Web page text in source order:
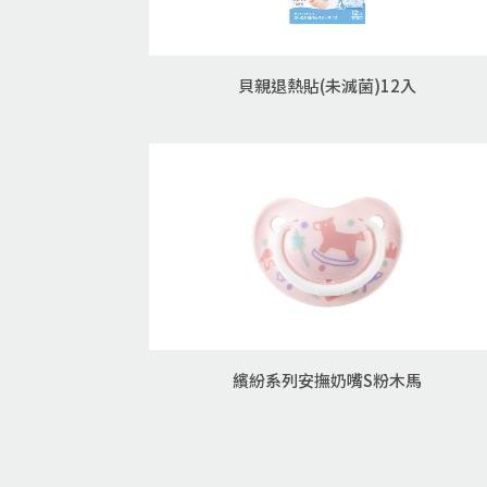
貝親退熱貼(未滅菌)12入
繽紛系列安撫奶嘴S粉木馬